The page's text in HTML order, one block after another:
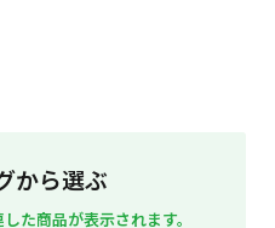
から選ぶ
た商品が表示されます。